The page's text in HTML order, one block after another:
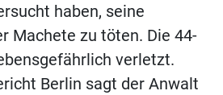
haben, seine
Machete zu töten. Die 44-
verletzt.
Berlin sagt der Anwalt